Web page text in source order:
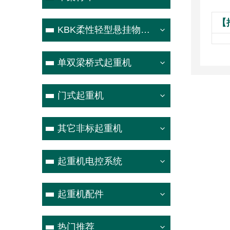
KBK柔性轻型悬挂物流吊
单双梁桥式起重机
门式起重机
其它非标起重机
起重机电控系统
起重机配件
热门推荐